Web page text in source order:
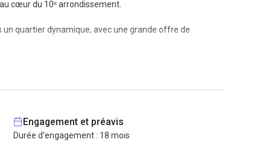
cœur du 10ᵉ arrondissement.
quartier dynamique, avec une grande offre de
Engagement et préavis
Durée d'engagement : 18 mois